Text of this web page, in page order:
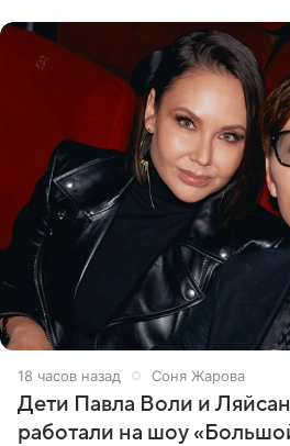
18 часов назад Соня Жарова
Дети Павла Воли и
работали на шоу